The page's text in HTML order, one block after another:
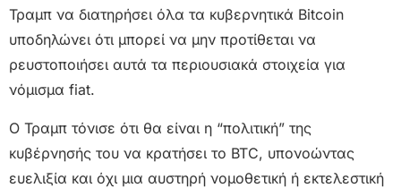
Τραμπ να διατηρήσει όλα τα κυβερνητικά Bitcoin
υποδηλώνει ότι μπορεί να μην προτίθεται να
ρευστοποιήσει αυτά τα περιουσιακά στοιχεία για
νόμισμα fiat.
Ο Τραμπ τόνισε ότι θα είναι η “πολιτική” της
κυβέρνησής του να κρατήσει το BTC, υπονοώντας
ευελιξία και όχι μια αυστηρή νομοθετική ή εκτελεστική